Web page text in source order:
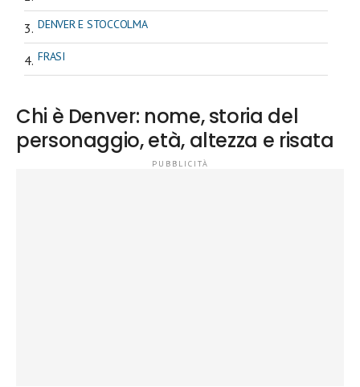
DENVER E STOCCOLMA
FRASI
Chi è Denver: nome, storia del
personaggio, età, altezza e risata